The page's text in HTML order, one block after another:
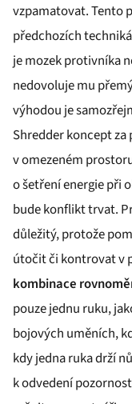
vzpamatovat. Tento
předchozích
je mozek protivníka
nedovoluje mu
výhodou je
Shredder koncept
v omezeném
o šetření energie při
bude konflikt trvat.
důležitý, protože
útočit či kontrovat v
kombinace
pouze jednu ruku,
bojových uměních,
kdy jedna ruka drží
k odvedení